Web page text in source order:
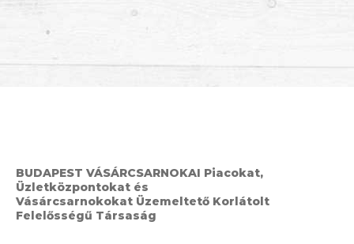
BUDAPEST VÁSÁRCSARNOKAI Piacokat,
Üzletközpontokat és
Vásárcsarnokokat Üzemeltető Korlátolt
Felelősségű Társaság